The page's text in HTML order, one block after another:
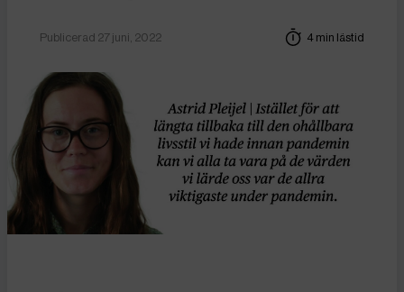
Publicerad 27 juni, 2022 4 min lästid